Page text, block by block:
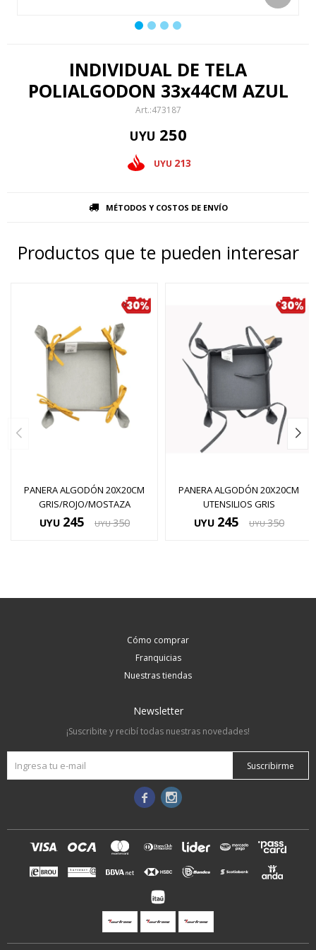
INDIVIDUAL DE TELA
POLIALGODON 33x44CM AZUL
473187
UYU 250
UYU 213
MÉTODOS Y COSTOS DE ENVÍO
Productos que te pueden interesar
PANERA ALGODÓN 20X20CM
GRIS/ROJO/MOSTAZA
UYU 245 UYU 350
PANERA ALGODÓN 20X20CM
UTENSILIOS GRIS
UYU 245 UYU 350
Cómo comprar
Franquicias
Nuestras tiendas
Newsletter
¡Suscribite y recibí todas nuestras novedades!
Suscribirme
 